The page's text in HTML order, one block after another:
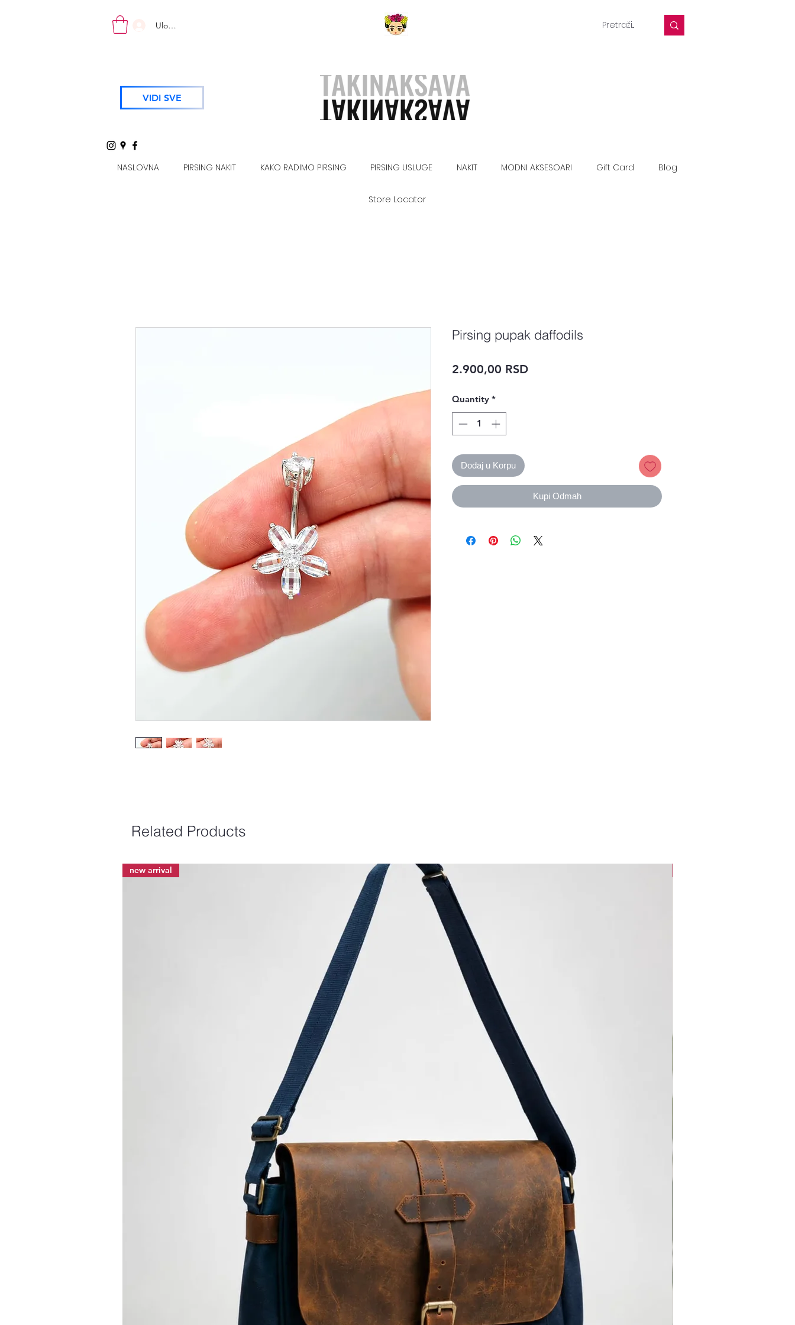
Uloguj se
VIDI SVE
NASLOVNA PIRSING NAKIT KAKO RADIMO PIRSING PIRSING USLUGE NAKIT MODNI AKSESOARI Gift Card Blog
Store Locator
Pirsing pupak daffodils
2.900,00 RSDPrice
Quantity *
Dodaj u Korpu
Kupi Odmah
Related Products
new arrival